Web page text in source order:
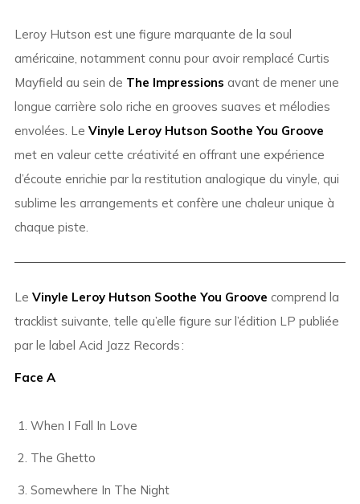
Leroy Hutson est une figure marquante de la soul
américaine, notamment connu pour avoir remplacé Curtis
Mayfield au sein de The Impressions avant de mener une
longue carrière solo riche en grooves suaves et mélodies
envolées. Le Vinyle Leroy Hutson Soothe You Groove
met en valeur cette créativité en offrant une expérience
d’écoute enrichie par la restitution analogique du vinyle, qui
sublime les arrangements et confère une chaleur unique à
chaque piste.
Le Vinyle Leroy Hutson Soothe You Groove comprend la
tracklist suivante, telle qu’elle figure sur l’édition LP publiée
par le label Acid Jazz Records :
Face A
When I Fall In Love
The Ghetto
Somewhere In The Night